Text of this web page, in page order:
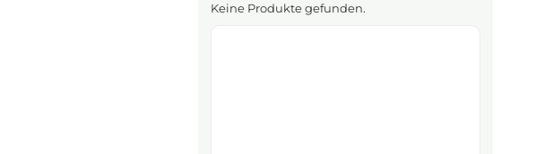
Keine Produkte gefunden.